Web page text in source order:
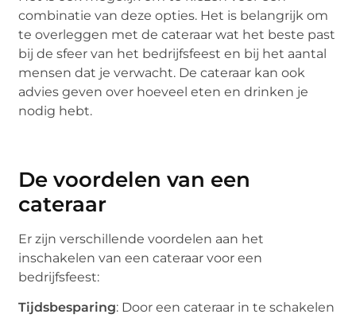
combinatie van deze opties. Het is belangrijk om
te overleggen met de cateraar wat het beste past
bij de sfeer van het bedrijfsfeest en bij het aantal
mensen dat je verwacht. De cateraar kan ook
advies geven over hoeveel eten en drinken je
nodig hebt.
De voordelen van een
cateraar
Er zijn verschillende voordelen aan het
inschakelen van een cateraar voor een
bedrijfsfeest:
Tijdsbesparing: Door een cateraar in te schakelen